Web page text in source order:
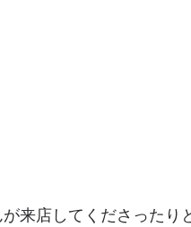
来店してくださったり